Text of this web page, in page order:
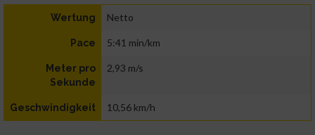
Wertung Netto
Pace 5:41 min/km
Meter pro
Sekunde
2,93 m/s
Geschwindigkeit 10,56 km/h